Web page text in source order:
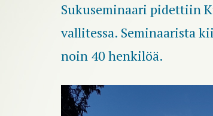
Sukuseminaari pidettiin
vallitessa. Seminaarista
noin 40 henkilöä.